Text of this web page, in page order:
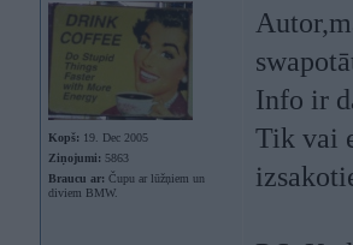
Kopš: 19. Dec 2005
Ziņojumi: 5863
Braucu ar: Čupu ar lūžņiem un
diviem BMW.
Info ir
Tik vai